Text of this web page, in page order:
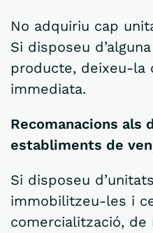
No adquiriu cap
Si disposeu
producte, deixeu-la
immediata.
Recomanacions als
establiments de
Si disposeu
immobilitzeu-les i
comercialització, de